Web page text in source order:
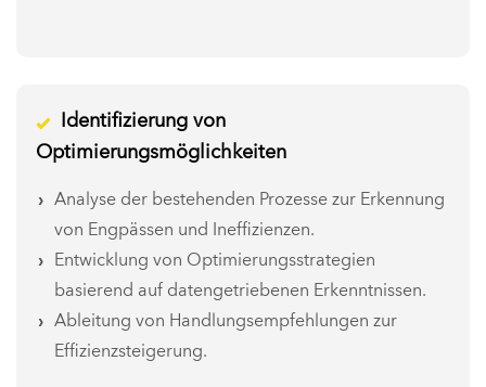
Identifizierung von
Optimierungsmöglichkeiten
Analyse der bestehenden Prozesse zur Erkennung
von Engpässen und Ineffizienzen.
Entwicklung von Optimierungsstrategien
basierend auf datengetriebenen Erkenntnissen.
Ableitung von Handlungsempfehlungen zur
Effizienzsteigerung.